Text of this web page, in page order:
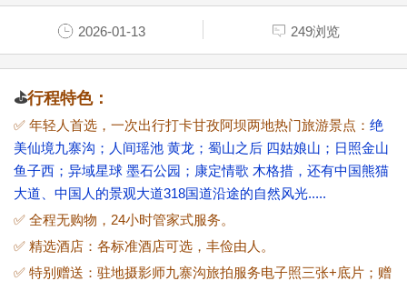
2026-01-13 249浏览
⛳行程特色：
✅ 年轻人首选，一次出行打卡甘孜阿坝两地热门旅游景点： 绝
美仙境九寨沟；人间瑶池 黄龙；蜀山之后 四姑娘山；日照金山
鱼子西；异域星球 墨石公园；康定情歌 木格措，还有中国熊猫
大道、中国人的景观大道318国道沿途的自然风光.....
✅ 全程无购物，24小时管家式服务。
✅ 精选酒店：各标准酒店可选，丰俭由人。
✅ 特别赠送：驻地摄影师九寨沟旅拍服务电子照三张+底片；赠